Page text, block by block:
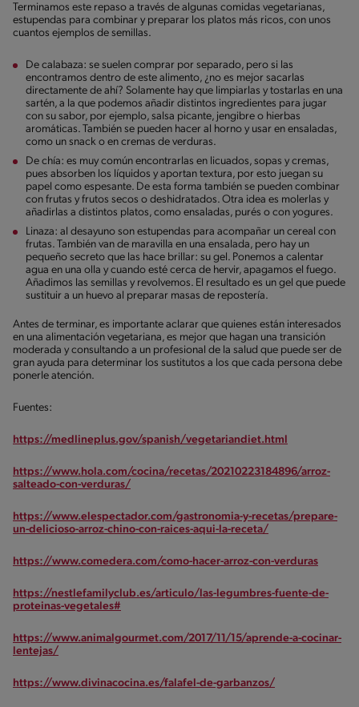
Terminamos este repaso a través de algunas comidas vegetarianas,
estupendas para combinar y preparar los platos más ricos, con unos
cuantos ejemplos de semillas.
De calabaza: se suelen comprar por separado, pero si las
encontramos dentro de este alimento, ¿no es mejor sacarlas
directamente de ahí? Solamente hay que limpiarlas y tostarlas en una
sartén, a la que podemos añadir distintos ingredientes para jugar
con su sabor, por ejemplo, salsa picante, jengibre o hierbas
aromáticas. También se pueden hacer al horno y usar en ensaladas,
como un snack o en cremas de verduras.
De chía: es muy común encontrarlas en licuados, sopas y cremas,
pues absorben los líquidos y aportan textura, por esto juegan su
papel como espesante. De esta forma también se pueden combinar
con frutas y frutos secos o deshidratados. Otra idea es molerlas y
añadirlas a distintos platos, como ensaladas, purés o con yogures.
Linaza: al desayuno son estupendas para acompañar un cereal con
frutas. También van de maravilla en una ensalada, pero hay un
pequeño secreto que las hace brillar: su gel. Ponemos a calentar
agua en una olla y cuando esté cerca de hervir, apagamos el fuego.
Añadimos las semillas y revolvemos. El resultado es un gel que puede
sustituir a un huevo al preparar masas de repostería.
Antes de terminar, es importante aclarar que quienes están interesados
en una alimentación vegetariana, es mejor que hagan una transición
moderada y consultando a un profesional de la salud que puede ser de
gran ayuda para determinar los sustitutos a los que cada persona debe
ponerle atención.
Fuentes:
https://medlineplus.gov/spanish/vegetariandiet.html
https://www.hola.com/cocina/recetas/20210223184896/arroz-
salteado-con-verduras/
https://www.elespectador.com/gastronomia-y-recetas/prepare-
un-delicioso-arroz-chino-con-raices-aqui-la-receta/
https://www.comedera.com/como-hacer-arroz-con-verduras
https://nestlefamilyclub.es/articulo/las-legumbres-fuente-de-
proteinas-vegetales#
https://www.animalgourmet.com/2017/11/15/aprende-a-cocinar-
lentejas/
https://www.divinacocina.es/falafel-de-garbanzos/